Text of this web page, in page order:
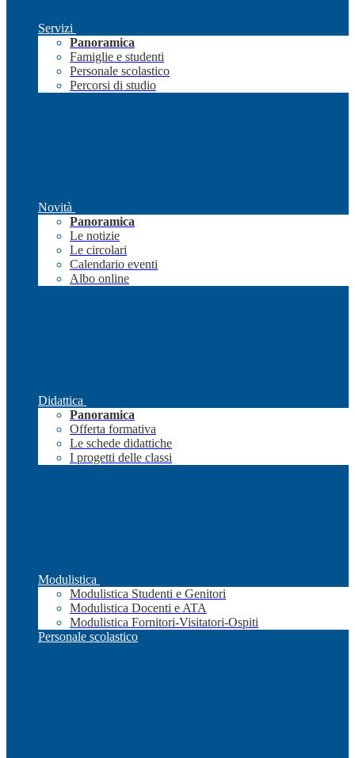
Servizi
Panoramica
Famiglie e studenti
Personale scolastico
Percorsi di studio
Novità
Panoramica
Le notizie
Le circolari
Calendario eventi
Albo online
Didattica
Panoramica
Offerta formativa
Le schede didattiche
I progetti delle classi
Modulistica
Modulistica Studenti e Genitori
Modulistica Docenti e ATA
Modulistica Fornitori-Visitatori-Ospiti
Personale scolastico